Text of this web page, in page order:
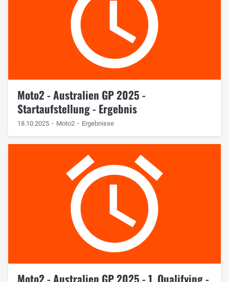
Moto2 - Australien GP 2025 -
Startaufstellung - Ergebnis
18.10.2025 Moto2 Ergebnisse
Moto2 - Australien GP 2025 - 1. Qualifying -